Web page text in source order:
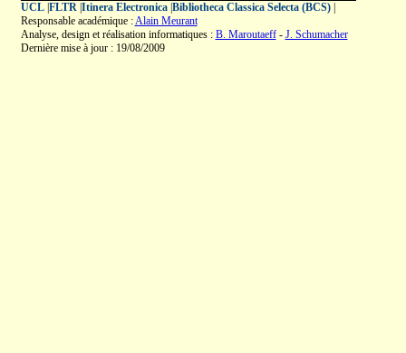
UCL| FLTR| Itinera Electronica| Bibliotheca Classica Selecta (BCS)|
Responsable académique :Alain Meurant
Analyse, design et réalisation informatiques : B. Maroutaeff- J. Schumacher
Dernière mise à jour : 19/08/2009